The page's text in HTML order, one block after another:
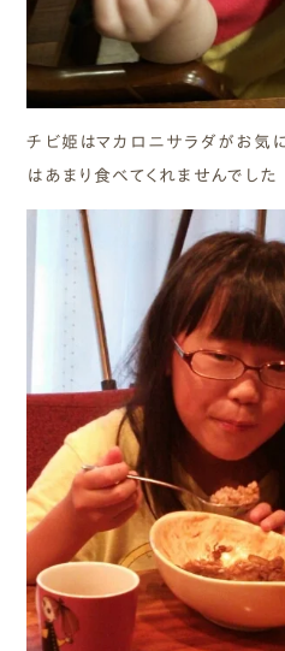
チビ姫はマカロニサラダがお気
はあまり食べてくれませんでした